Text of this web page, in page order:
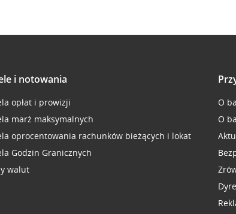
i notowania
opłat i prowizji
marż maksymalnych
oprocentowania rachunków bieżących i lokat
Godzin Granicznych
walut
O
O